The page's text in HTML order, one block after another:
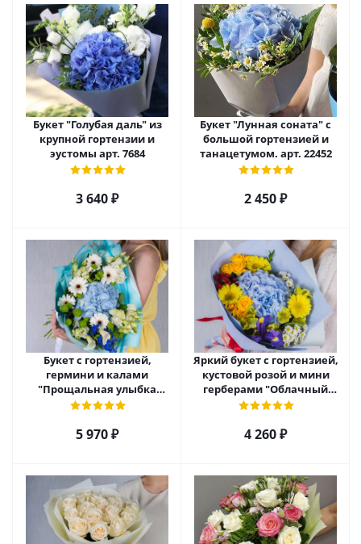
Букет "Голубая даль" из
крупной гортензии и
эустомы арт. 7684
3 640₽
Букет "Лунная соната" с
большой гортензией и
танацетумом. арт. 22452
2 450₽
Букет с гортензией,
гермини и калами
"Прощальная улыбка
августа" арт. 38375
5 970₽
Яркий букет с гортензией,
кустовой розой и мини
герберами "Облачный
атлас" арт. 38167
4 260₽